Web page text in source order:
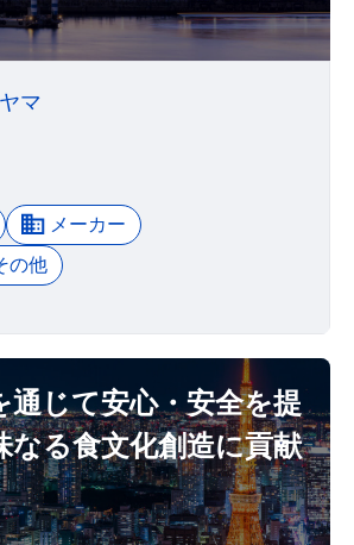
マ
メーカー
の他
通じて安心・安全を提
なる食文化創造に貢献